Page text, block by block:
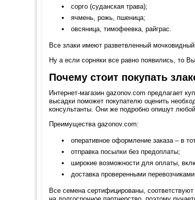
сорго (суданская трава);
ячмень, рожь, пшеница;
овсяница, тимофеевка, райграс.
Все злаки имеют разветвленный
Ну а если сорняки все равно появились, то
Почему стоит покупать
Интернет-магазин gazonov.com предлагает
высадки поможет покупателю оценить
консультанты. Они же подробно опишут любой
Преимущества gazonov.com:
оперативное оформление заказа – в
отправка посылки без предоплаты;
широкие возможности для оплаты,
доставка проверенными
Все семена сертифицированы,